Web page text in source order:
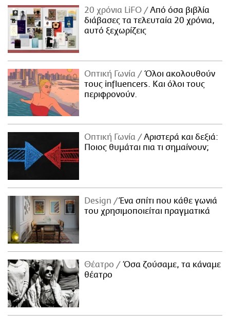
20 χρόνια LiFO
Από όσα βιβλία
διάβασες τα τελευταία 20 χρόνια,
αυτό ξεχωρίζεις
Οπτική Γωνία
Όλοι ακολουθούν
τους influencers. Και όλοι τους
περιφρονούν.
Οπτική Γωνία
Αριστερά και δεξιά:
Ποιος θυμάται πια τι σημαίνουν;
Design
Ένα σπίτι που κάθε γωνιά
του χρησιμοποιείται πραγματικά
Θέατρο
Όσα ζούσαμε, τα κάναμε
θέατρο